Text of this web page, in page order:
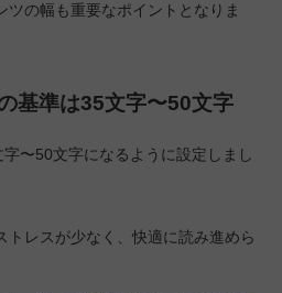
の幅も重要なポイントとなりま
基準は35文字〜50文字
〜50文字になるように設定しまし
トレスが少なく、快適に読み進めら